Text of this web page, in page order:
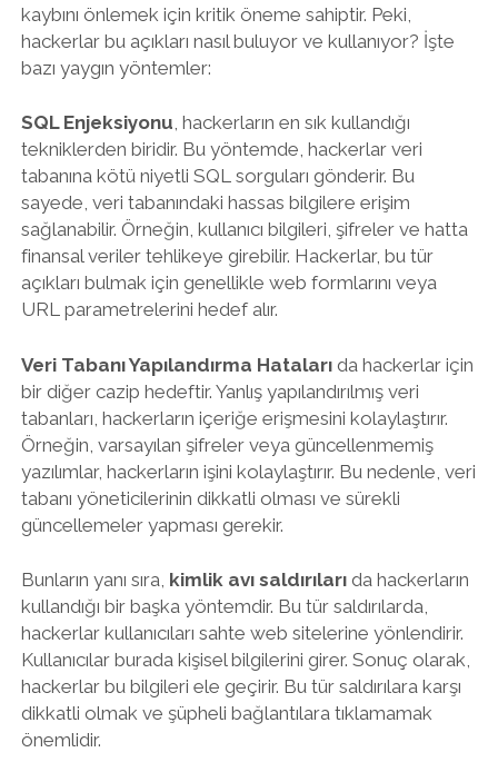
kaybını önlemek için kritik öneme sahiptir. Peki,
hackerlar bu açıkları nasıl buluyor ve kullanıyor? İşte
bazı yaygın yöntemler:
SQL Enjeksiyonu, hackerların en sık kullandığı
tekniklerden biridir. Bu yöntemde, hackerlar veri
tabanına kötü niyetli SQL sorguları gönderir. Bu
sayede, veri tabanındaki hassas bilgilere erişim
sağlanabilir. Örneğin, kullanıcı bilgileri, şifreler ve hatta
finansal veriler tehlikeye girebilir. Hackerlar, bu tür
açıkları bulmak için genellikle web formlarını veya
URL parametrelerini hedef alır.
Veri Tabanı Yapılandırma Hatalarıda hackerlar için
bir diğer cazip hedeftir. Yanlış yapılandırılmış veri
tabanları, hackerların içeriğe erişmesini kolaylaştırır.
Örneğin, varsayılan şifreler veya güncellenmemiş
yazılımlar, hackerların işini kolaylaştırır. Bu nedenle, veri
tabanı yöneticilerinin dikkatli olması ve sürekli
güncellemeler yapması gerekir.
Bunların yanı sıra, kimlik avı saldırılarıda hackerların
kullandığı bir başka yöntemdir. Bu tür saldırılarda,
hackerlar kullanıcıları sahte web sitelerine yönlendirir.
Kullanıcılar burada kişisel bilgilerini girer. Sonuç olarak,
hackerlar bu bilgileri ele geçirir. Bu tür saldırılara karşı
dikkatli olmak ve şüpheli bağlantılara tıklamamak
önemlidir.